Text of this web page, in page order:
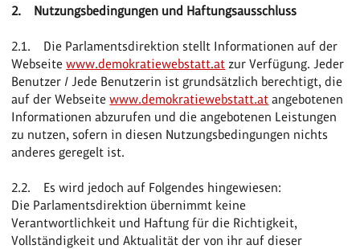
2. Nutzungsbedingungen und Haftungsausschluss
2.1. Die Parlamentsdirektion stellt Informationen auf der
Webseitewww.demokratiewebstatt.at zur Verfügung. Jeder
Benutzer / Jede Benutzerin ist grundsätzlich berechtigt, die
auf der Webseitewww.demokratiewebstatt.at angebotenen
Informationen abzurufen und die angebotenen Leistungen
zu nutzen, sofern in diesen Nutzungsbedingungen nichts
anderes geregelt ist.
2.2. Es wird jedoch auf Folgendes hingewiesen:
Die Parlamentsdirektion übernimmt keine
Verantwortlichkeit und Haftung für die Richtigkeit,
Vollständigkeit und Aktualität der von ihr auf dieser